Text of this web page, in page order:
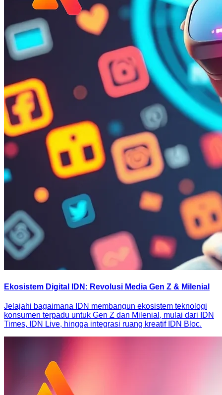
Ekosistem Digital IDN: Revolusi Media Gen Z & Milenial
Jelajahi bagaimana IDN membangun ekosistem teknologi
konsumen terpadu untuk Gen Z dan Milenial, mulai dari IDN
Times, IDN Live, hingga integrasi ruang kreatif IDN Bloc.